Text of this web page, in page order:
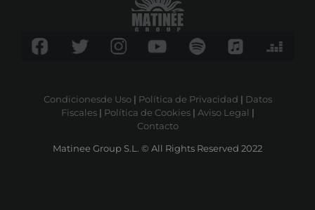
Condicionesde Uso| Política de Privacidad | Datos
Fiscales| Política de Cookies| Aviso Legal |
Contacto
Matinee Group S.L. © All Rights Reserved 2022